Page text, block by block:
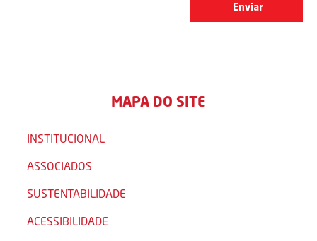
MAPA DO SITE
INSTITUCIONAL
ASSOCIADOS
SUSTENTABILIDADE
ACESSIBILIDADE